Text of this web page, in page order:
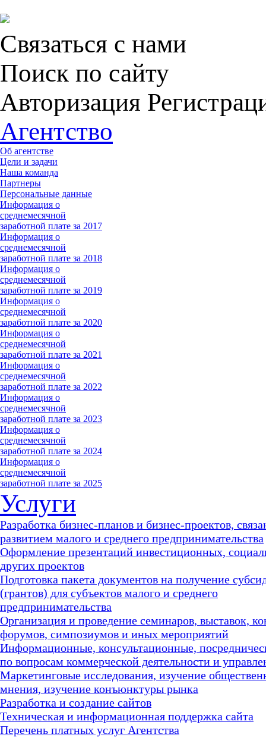
Связаться с нами
Поиск по сайту
Авторизация
Агентство
Об агентстве
Цели и задачи
Наша команда
Партнеры
Персональные данные
Информация о
среднемесячной
заработной плате за 2017
Информация о
среднемесячной
заработной плате за 2018
Информация о
среднемесячной
заработной плате за 2019
Информация о
среднемесячной
заработной плате за 2020
Информация о
среднемесячной
заработной плате за 2021
Информация о
среднемесячной
заработной плате за 2022
Информация о
среднемесячной
заработной плате за 2023
Информация о
среднемесячной
заработной плате за 2024
Информация о
среднемесячной
заработной плате за 2025
Услуги
Разработка бизнес-планов и бизнес-проектов,
развитием малого и среднего предпринимательства
Оформление презентаций инвестиционных,
других проектов
Подготовка пакета документов на получение
(грантов) для субъектов малого и среднего
предпринимательства
Организация и проведение семинаров, выставок,
форумов, симпозиумов и иных мероприятий
Информационные, консультационные,
по вопросам коммерческой деятельности и
Маркетинговые исследования, изучение
мнения, изучение конъюнктуры рынка
Разработка и создание сайтов
Техническая и информационная поддержка сайта
Перечень платных услуг Агентства